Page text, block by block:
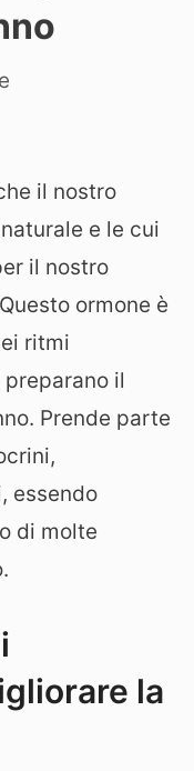
il nostro
e le cui
il nostro
ormone è
ritmi
il
Prende parte
essendo
di molte
la